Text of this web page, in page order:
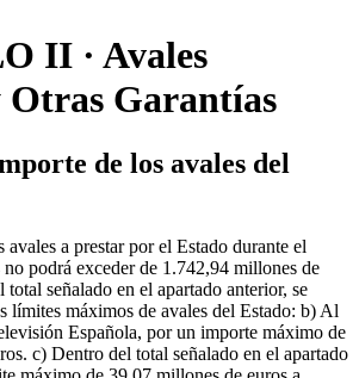
II · Avales
Otras Garantías
de los avales del
a prestar por el Estado durante el
podrá exceder de 1.742,94 millones de
señalado en el apartado anterior, se
límites máximos de avales del Estado: b) Al
Española, por un importe máximo de
c) Dentro del total señalado en el apartado